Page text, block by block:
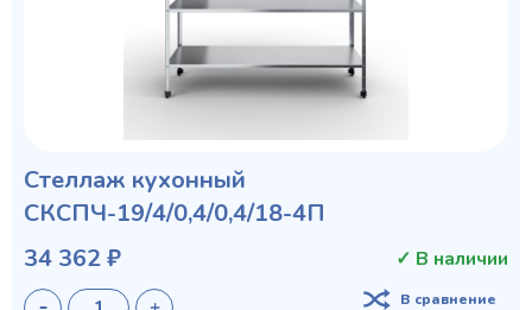
Стеллаж кухонный
СКСПЧ-19/4/0,4/0,4/18-4П
34 362 ₽
✓ В наличии
В сравнение